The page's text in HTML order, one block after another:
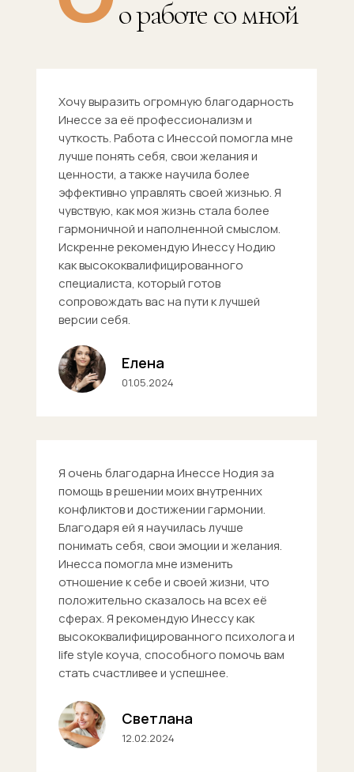
о работе со мной
Хочу выразить огромную благодарность
Инессе за её профессионализм и
чуткость. Работа с Инессой помогла мне
лучше понять себя, свои желания и
ценности, а также научила более
эффективно управлять своей жизнью. Я
чувствую, как моя жизнь стала более
гармоничной и наполненной смыслом.
Искренне рекомендую Инессу Нодию
как высококвалифицированного
специалиста, который готов
сопровождать вас на пути к лучшей
версии себя.
Елена
01.05.2024
Я очень благодарна Инессе Нодия за
помощь в решении моих внутренних
конфликтов и достижении гармонии.
Благодаря ей я научилась лучше
понимать себя, свои эмоции и желания.
Инесса помогла мне изменить
отношение к себе и своей жизни, что
положительно сказалось на всех её
сферах. Я рекомендую Инессу как
высококвалифицированного психолога и
life style коуча, способного помочь вам
стать счастливее и успешнее.
Светлана
12.02.2024